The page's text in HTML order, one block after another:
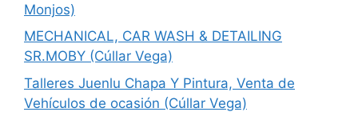
Monjos)
MECHANICAL, CAR WASH & DETAILING
SR.MOBY (Cúllar Vega)
Talleres Juenlu Chapa Y Pintura, Venta de
Vehículos de ocasión (Cúllar Vega)